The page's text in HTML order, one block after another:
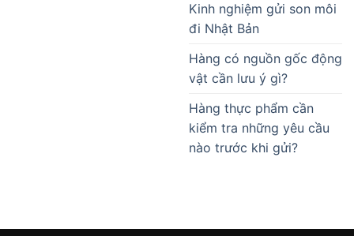
Kinh nghiệm gửi son môi
đi Nhật Bản
Hàng có nguồn gốc động
vật cần lưu ý gì?
Hàng thực phẩm cần
kiểm tra những yêu cầu
nào trước khi gửi?